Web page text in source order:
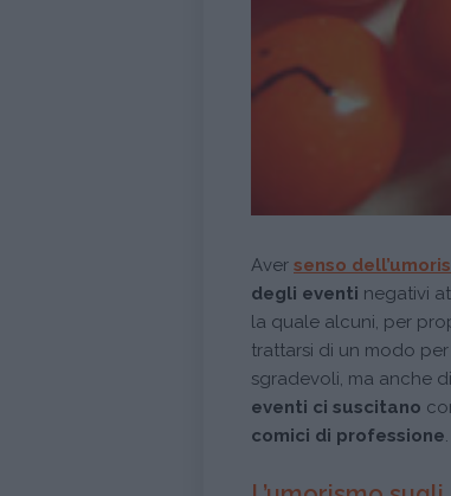
Aver senso
degli eventi negativi
la quale alcuni, per
trattarsi di un modo per
sgradevoli, ma anche
eventi ci suscitano
comici di professione.